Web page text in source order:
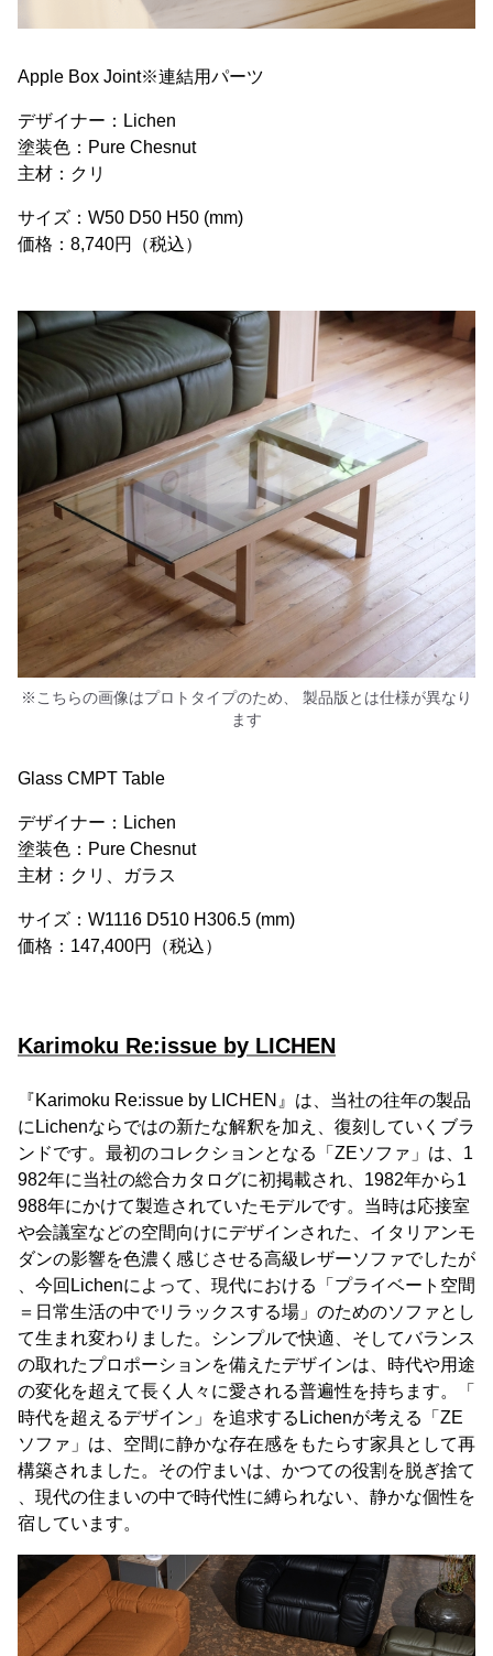
Apple Box Joint※連結用パーツ
デザイナー：Lichen
塗装色：Pure Chesnut
主材：クリ
サイズ：W50 D50 H50 (mm)
価格：8,740円（税込）
※こちらの画像はプロトタイプのため、 製品版とは仕様が異なり
ます
Glass CMPT Table
デザイナー：Lichen
塗装色：Pure Chesnut
主材：クリ、ガラス
サイズ：W1116 D510 H306.5 (mm)
価格：147,400円（税込）
Karimoku Re:issue by LICHEN
『Karimoku Re:issue by LICHEN』は、当社の往年の製品
にLichenならではの新たな解釈を加え、復刻していくブラ
ンドです。最初のコレクションとなる「ZEソファ」は、1
982年に当社の総合カタログに初掲載され、1982年から1
988年にかけて製造されていたモデルです。当時は応接室
や会議室などの空間向けにデザインされた、イタリアンモ
ダンの影響を色濃く感じさせる高級レザーソファでしたが
、今回Lichenによって、現代における「プライベート空間
＝日常生活の中でリラックスする場」のためのソファとし
て生まれ変わりました。シンプルで快適、そしてバランス
の取れたプロポーションを備えたデザインは、時代や用途
の変化を超えて長く人々に愛される普遍性を持ちます。「
時代を超えるデザイン」を追求するLichenが考える「ZE
ソファ」は、空間に静かな存在感をもたらす家具として再
構築されました。その佇まいは、かつての役割を脱ぎ捨て
、現代の住まいの中で時代性に縛られない、静かな個性を
宿しています。